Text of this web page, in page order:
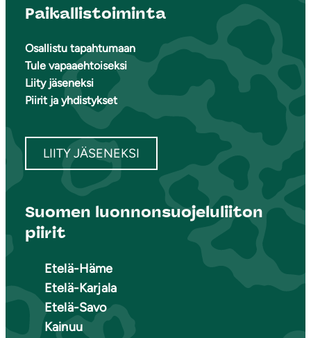
Paikallistoiminta
Osallistu tapahtumaan
Tule vapaaehtoiseksi
Liity jäseneksi
Piirit ja yhdistykset
LIITY JÄSENEKSI
Suomen luonnonsuojeluliiton
piirit
Etelä-Häme
Etelä-Karjala
Etelä-Savo
Kainuu